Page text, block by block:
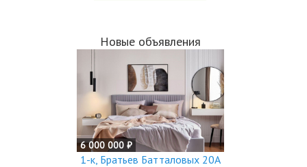
Новые объявления
6 000 000 ₽
1-к, Братьев Батталовых 20А